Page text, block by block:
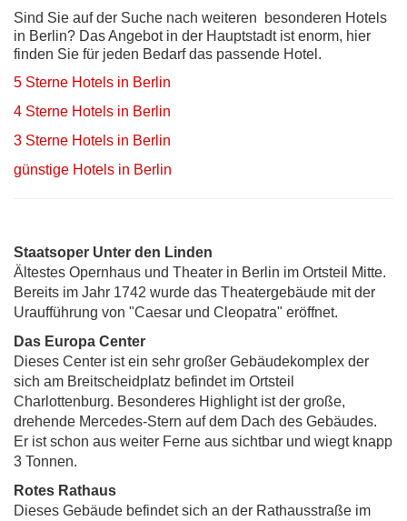
Sind Sie auf der Suche nach weiteren besonderen Hotels
in Berlin? Das Angebot in der Hauptstadt ist enorm, hier
finden Sie für jeden Bedarf das passende Hotel.
5 Sterne Hotels in Berlin
4 Sterne Hotels in Berlin
3 Sterne Hotels in Berlin
günstige Hotels in Berlin
Staatsoper Unter den Linden
Ältestes Opernhaus und Theater in Berlin im Ortsteil Mitte.
Bereits im Jahr 1742 wurde das Theatergebäude mit der
Uraufführung von "Caesar und Cleopatra" eröffnet.
Das Europa Center
Dieses Center ist ein sehr großer Gebäudekomplex der
sich am Breitscheidplatz befindet im Ortsteil
Charlottenburg. Besonderes Highlight ist der große,
drehende Mercedes-Stern auf dem Dach des Gebäudes.
Er ist schon aus weiter Ferne aus sichtbar und wiegt knapp
3 Tonnen.
Rotes Rathaus
Dieses Gebäude befindet sich an der Rathausstraße im